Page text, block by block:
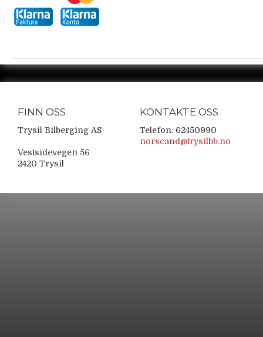
FINN OSS
Trysil Bilberging AS
Vestsidevegen 56
2420 Trysil
KONTAKTE OSS
Telefon: 62450990
norscand@trysilbb.no